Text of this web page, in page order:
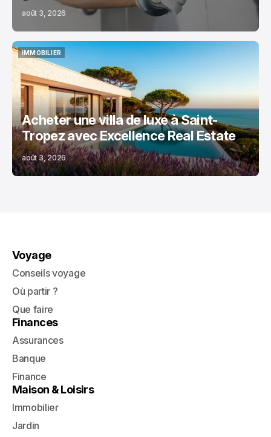
août 3, 2026
IMMOBILIER
IMMOBILIER
Acheter une villa de luxe à Saint-
Tropez avec Excellence Real Estate
août 3, 2026
Voyage
Conseils voyage
Où partir ?
Que faire
Finances
Assurances
Banque
Finance
Maison & Loisirs
Immobilier
Jardin